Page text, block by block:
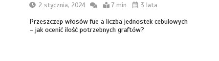
2 stycznia, 2024
7 min 3 lata
Przeszczep włosów fue a liczba jednostek cebulowych
– jak ocenić ilość potrzebnych graftów?
oświetlenie imprez przez dj-a
5 min